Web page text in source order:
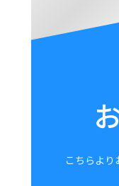
こちらより